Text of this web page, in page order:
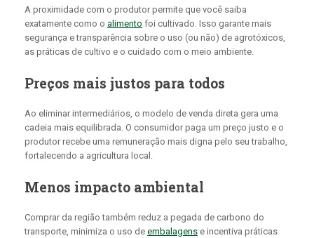
A proximidade com o produtor permite que você saiba
exatamente como o alimento foi cultivado. Isso garante mais
segurança e transparência sobre o uso (ou não) de agrotóxicos,
as práticas de cultivo e o cuidado com o meio ambiente.
Preços mais justos para todos
Ao eliminar intermediários, o modelo de venda direta gera uma
cadeia mais equilibrada. O consumidor paga um preço justo e o
produtor recebe uma remuneração mais digna pelo seu trabalho,
fortalecendo a agricultura local.
Menos impacto ambiental
Comprar da região também reduz a pegada de carbono do
transporte, minimiza o uso de embalagens e incentiva práticas